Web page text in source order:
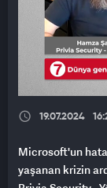
19.07.2024
Microsoft'un
yaşanan krizin